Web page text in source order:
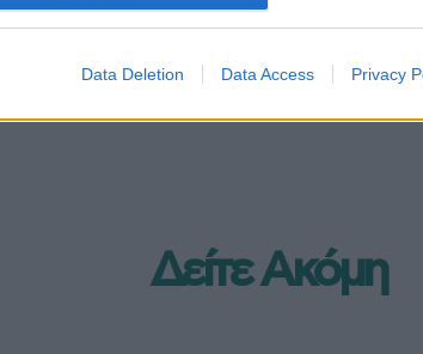
Data Deletion Data Access Privacy
96 θάνατοι,
Δείτε Ακόμη